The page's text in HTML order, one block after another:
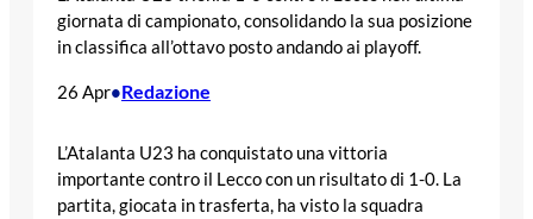
giornata di campionato, consolidando la sua posizione
in classifica all’ottavo posto andando ai playoff.
26 Apr•Redazione
L’Atalanta U23 ha conquistato una vittoria
importante contro il Lecco con un risultato di 1-0. La
partita, giocata in trasferta, ha visto la squadra